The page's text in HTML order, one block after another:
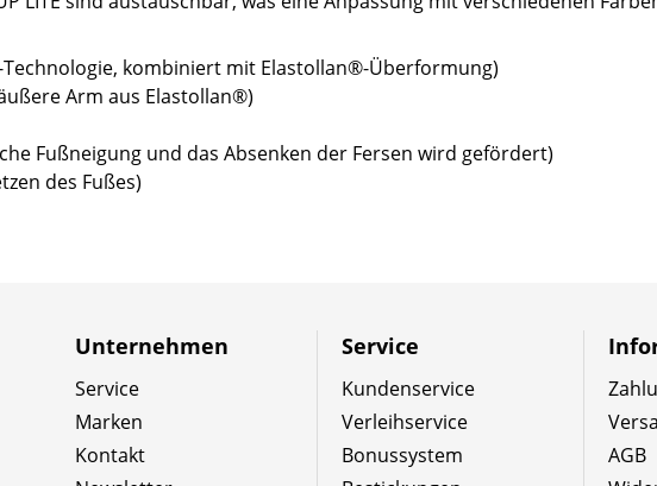
kombiniert mit Elastollan®-Überformung)
Arm aus Elastollan®)
Fußneigung und das Absenken der Fersen wird gefördert)
des Fußes)
Unternehmen
Service
Marken
Kontakt
Service
Kundenservice
Verleihservice
Bonussystem
AGB